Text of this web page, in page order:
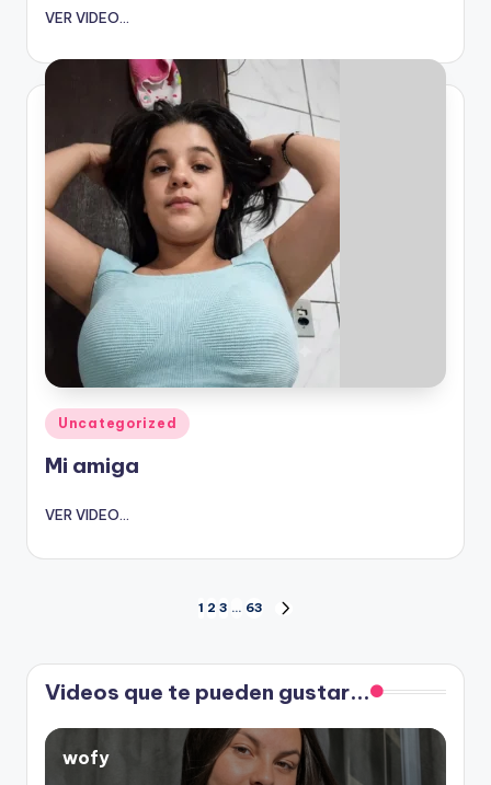
VER VIDEO...
Publicado
en
Uncategorized
Mi amiga
VER VIDEO...
Paginación
de
entradas
1 2 3 … 63
Videos que te pueden gustar...
wofy